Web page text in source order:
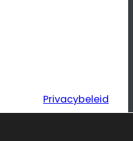
Privacybeleid